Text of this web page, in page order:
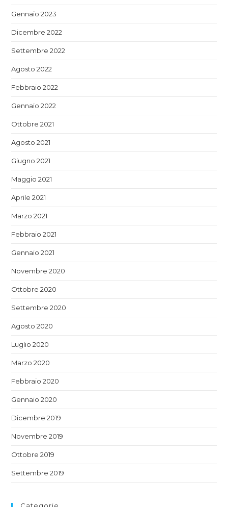
Gennaio 2023
Dicembre 2022
Settembre 2022
Agosto 2022
Febbraio 2022
Gennaio 2022
Ottobre 2021
Agosto 2021
Giugno 2021
Maggio 2021
Aprile 2021
Marzo 2021
Febbraio 2021
Gennaio 2021
Novembre 2020
Ottobre 2020
Settembre 2020
Agosto 2020
Luglio 2020
Marzo 2020
Febbraio 2020
Gennaio 2020
Dicembre 2019
Novembre 2019
Ottobre 2019
Settembre 2019